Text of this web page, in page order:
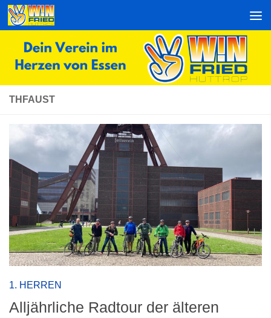
Zum Inhalt springen
THFAUST
1. HERREN
Alljährliche Radtour der älteren